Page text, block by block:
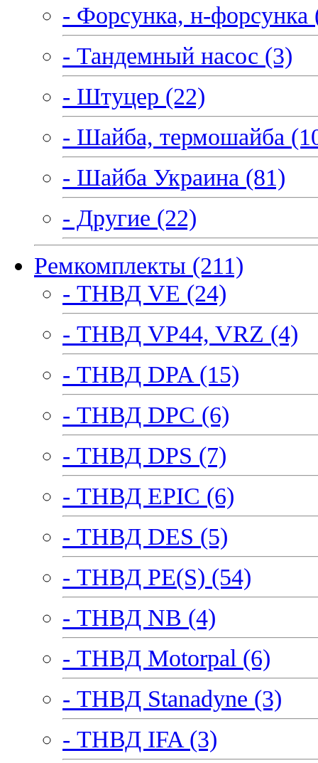
- Форсунка, н-форсунка
- Тандемный насос (3)
- Штуцер (22)
- Шайба, термошайба
- Шайба Украина (81)
- Другие (22)
Ремкомплекты (211)
- ТНВД VE (24)
- ТНВД VP44, VRZ (4)
- ТНВД DPA (15)
- ТНВД DPC (6)
- ТНВД DPS (7)
- ТНВД EPIC (6)
- ТНВД DES (5)
- ТНВД PE(S) (54)
- ТНВД NB (4)
- ТНВД Motorpal (6)
- ТНВД Stanadyne (3)
- ТНВД IFA (3)